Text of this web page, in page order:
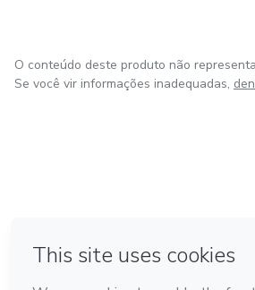
Ganache de cheesecake mirtilo
Ganache baileys
O conteúdo deste produto não
Se você vir informações inadequadas,
Feito com ❤ em Bogotá